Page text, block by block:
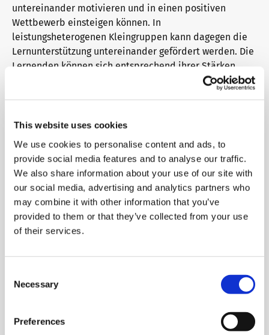
This website uses cookies
We use cookies to personalise content and ads, to
provide social media features and to analyse our traffic.
We also share information about your use of our site with
our social media, advertising and analytics partners who
may combine it with other information that you’ve
provided to them or that they’ve collected from your use
of their services.
Selection
Necessary
Preferences
The future speaks telc
telc News
Career
Meet telc
Newsletter
Contact
untereinander motivieren und in einen positiven
Wettbewerb einsteigen können. In
leistungsheterogenen Kleingruppen kann dagegen die
Lernunterstützung untereinander gefördert werden. Die
Lernenden können sich entsprechend ihrer Stärken
einbringen. Darüber hinaus können die Gruppen aber
auch themengleich oder themendifferenziert arbeiten.
Damit Partner:innen- oder Gruppenarbeit motivierend
eine gut formulierteAufgabenstellung . Die
Erwartungshaltungen und Zielsetzungen müssen
transparent und nachvollziehbar sein.
Außerdem sollten den Lernenden offene Lösungswege
ermöglicht sein, so dass sie sich individuell und kreativ
einbringen können. Der Kursleitende ist in den
den Rahmen für die Partner:innen- und Gruppenarbeit
zu schaffen und als Beobachtender oder, wenn nötig, als
Beratender zur Verfügung zu stehen.
Die Gruppenarbeit selbst besteht immer aus drei
Phasen: der Planung, der Erarbeitung und schließlich